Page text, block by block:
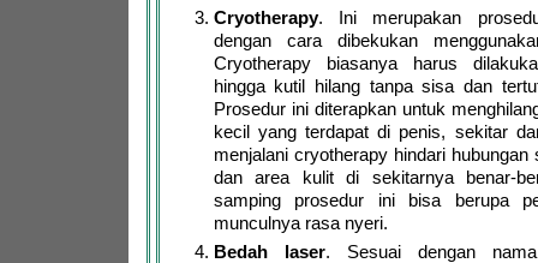
Cryotherapy. Ini merupakan
dengan cara dibekukan
Cryotherapy biasanya harus
hingga kutil hilang tanpa sisa dan
Prosedur ini diterapkan untuk
kecil yang terdapat di penis, sekitar
menjalani cryotherapy hindari hubungan
dan area kulit di sekitarnya benar-
samping prosedur ini bisa berupa
munculnya rasa nyeri.
Bedah laser. Sesuai dengan